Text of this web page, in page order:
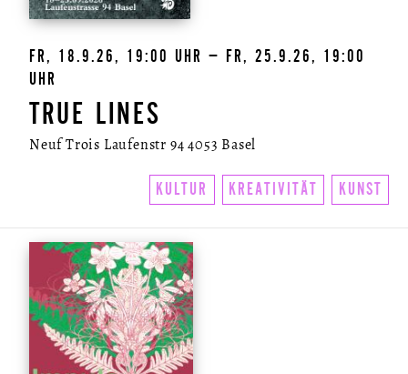
FR, 18.9.26, 19:00 UHR – FR, 25.9.26, 19:00
UHR
TRUE LINES
Neuf Trois Laufenstr 94 4053 Basel
KULTUR KREATIVITÄT KUNST